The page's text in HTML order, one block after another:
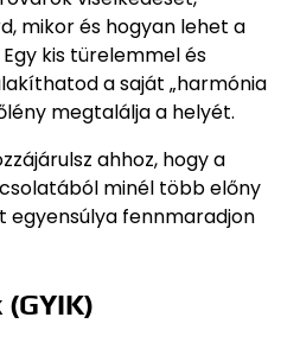
mikor és hogyan lehet a
kis türelemmel és
a saját „harmónia
megtalálja a helyét.
ahhoz, hogy a
minél több előny
egyensúlya fennmaradjon